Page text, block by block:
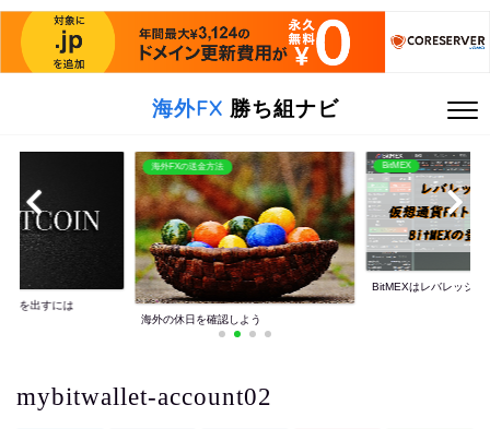
海外FX 勝ち組ナビ
益を出すには
海外FXの送金方法
海外の休日を確認しよう
BitMEX
BitMEXはレバレッジ
mybitwallet-account02